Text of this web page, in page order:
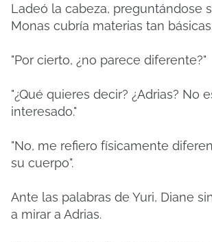
Ladeó la cabeza, preguntándose
Monas cubría materias tan
"Por cierto, ¿no parece diferente?"
"¿Qué quieres decir? ¿Adrias? No
interesado."
"No, me refiero físicamente
su cuerpo".
Ante las palabras de Yuri, Diane
a mirar a Adrias.